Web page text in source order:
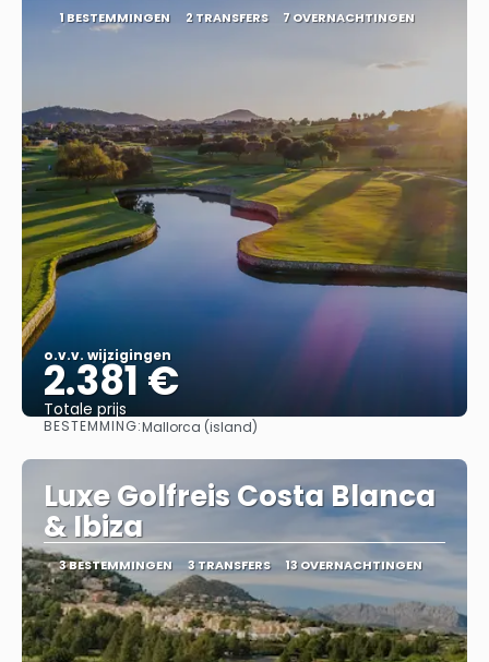
1 BESTEMMINGEN 2 TRANSFERS 7 OVERNACHTINGEN
o.v.v. wijzigingen
2.381 €
Totale prijs
Bekijk
BESTEMMING:Mallorca (island)
Luxe Golfreis Costa Blanca
& Ibiza
3 BESTEMMINGEN 3 TRANSFERS 13 OVERNACHTINGEN